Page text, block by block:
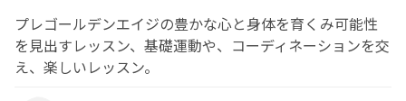
プレゴールデンエイジの豊かな心と身体を育くみ可能性
を見出すレッスン、基礎運動や、コーディネーションを交
え、楽しいレッスン。